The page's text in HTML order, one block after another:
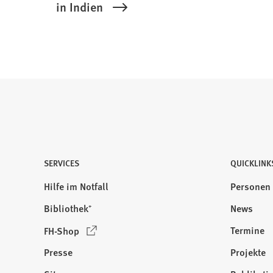
in Indien
SERVICES
Hilfe im Notfall
Bibliothek⁺
FH-Shop
Presse
Personen
News
Termine
Projekte